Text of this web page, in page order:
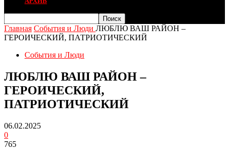
Главная События и Люди ЛЮБЛЮ ВАШ РАЙОН –
ГЕРОИЧЕСКИЙ, ПАТРИОТИЧЕСКИЙ
События и Люди
ЛЮБЛЮ ВАШ РАЙОН –
ГЕРОИЧЕСКИЙ,
ПАТРИОТИЧЕСКИЙ
06.02.2025
0
765